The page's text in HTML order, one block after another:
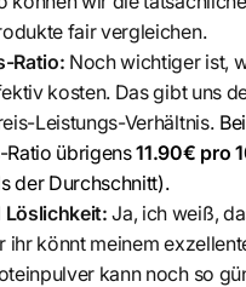
fair vergleichen.
Ratio: Noch wichtiger ist,
kosten. Das gibt uns
Leistungs-Verhältnis.
Ratio übrigens11.90€ pro
der Durchschnitt).
Löslichkeit:Ja, ich weiß,
ihr könnt meinem
kann noch so